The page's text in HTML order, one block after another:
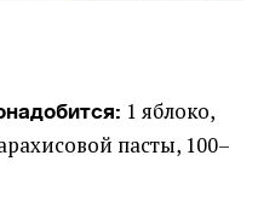
1 яблоко,
пасты, 100–